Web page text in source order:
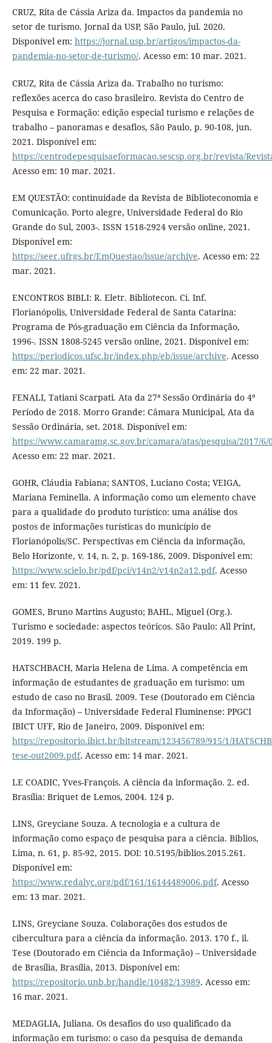
CRUZ, Rita de Cássia Ariza da. Impactos da pandemia no
setor de turismo. Jornal da USP, São Paulo, jul. 2020.
Disponível em: https://jornal.usp.br/artigos/impactos-da-
pandemia-no-setor-de-turismo/. Acesso em: 10 mar. 2021.
CRUZ, Rita de Cássia Ariza da. Trabalho no turismo:
reflexões acerca do caso brasileiro. Revista do Centro de
Pesquisa e Formação: edição especial turismo e relações de
trabalho – panoramas e desafios, São Paulo, p. 90-108, jun.
2021. Disponível em:
https://centrodepesquisaeformacao.sescsp.org.br/revista/
Acesso em: 10 mar. 2021.
EM QUESTÃO: continuidade da Revista de Biblioteconomia e
Comunicação. Porto alegre, Universidade Federal do Rio
Grande do Sul, 2003-. ISSN 1518-2924 versão online, 2021.
Disponível em:
https://seer.ufrgs.br/EmQuestao/issue/archive. Acesso em: 22
mar. 2021.
ENCONTROS BIBLI: R. Eletr. Bibliotecon. Ci. Inf.
Florianópolis, Universidade Federal de Santa Catarina:
Programa de Pós-graduação em Ciência da Informação,
1996-. ISSN 1808-5245 versão online, 2021. Disponível em:
https://periodicos.ufsc.br/index.php/eb/issue/archive. Acesso
em: 22 mar. 2021.
FENALI, Tatiani Scarpati. Ata da 27ª Sessão Ordinária do 4º
Período de 2018. Morro Grande: Câmara Municipal, Ata da
Sessão Ordinária, set. 2018. Disponível em:
https://www.camaramg.sc.gov.br/camara/atas/pesquisa/2017/6/
Acesso em: 22 mar. 2021.
GOHR, Cláudia Fabiana; SANTOS, Luciano Costa; VEIGA,
Mariana Feminella. A informação como um elemento chave
para a qualidade do produto turístico: uma análise dos
postos de informações turísticas do município de
Florianópolis/SC. Perspectivas em Ciência da informação,
Belo Horizonte, v. 14, n. 2, p. 169-186, 2009. Disponível em:
https://www.scielo.br/pdf/pci/v14n2/v14n2a12.pdf. Acesso
em: 11 fev. 2021.
GOMES, Bruno Martins Augusto; BAHL, Miguel (Org.).
Turismo e sociedade: aspectos teóricos. São Paulo: All Print,
2019. 199 p.
HATSCHBACH, Maria Helena de Lima. A competência em
informação de estudantes de graduação em turismo: um
estudo de caso no Brasil. 2009. Tese (Doutorado em Ciência
da Informação) – Universidade Federal Fluminense: PPGCI
IBICT UFF, Rio de Janeiro, 2009. Disponível em:
https://repositorio.ibict.br/bitstream/123456789/915/1/
tese-out2009.pdf. Acesso em: 14 mar. 2021.
LE COADIC, Yves-François. A ciência da informação. 2. ed.
Brasília: Briquet de Lemos, 2004. 124 p.
LINS, Greyciane Souza. A tecnologia e a cultura de
informação como espaço de pesquisa para a ciência. Biblios,
Lima, n. 61, p. 85-92, 2015. DOI: 10.5195/biblios.2015.261.
Disponível em:
https://www.redalyc.org/pdf/161/16144489006.pdf. Acesso
em: 13 mar. 2021.
LINS, Greyciane Souza. Colaborações dos estudos de
cibercultura para a ciência da informação. 2013. 170 f., il.
Tese (Doutorado em Ciência da Informação) – Universidade
de Brasília, Brasília, 2013. Disponível em:
https://repositorio.unb.br/handle/10482/13989. Acesso em:
16 mar. 2021.
MEDAGLIA, Juliana. Os desafios do uso qualificado da
informação em turismo: o caso da pesquisa de demanda